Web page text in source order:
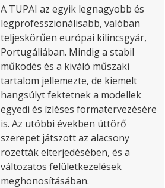
A TUPAI az egyik legnagyobb és
legprofesszionálisabb, valóban
teljeskörűen európai kilincsgyár,
Portugáliában. Mindig a stabil
működés és a kiváló műszaki
tartalom jellemezte, de kiemelt
hangsúlyt fektetnek a modellek
egyedi és ízléses formatervezésére
is. Az utóbbi években úttörő
szerepet játszott az alacsony
rozetták elterjedésében, és a
változatos felületkezelések
meghonosításában.